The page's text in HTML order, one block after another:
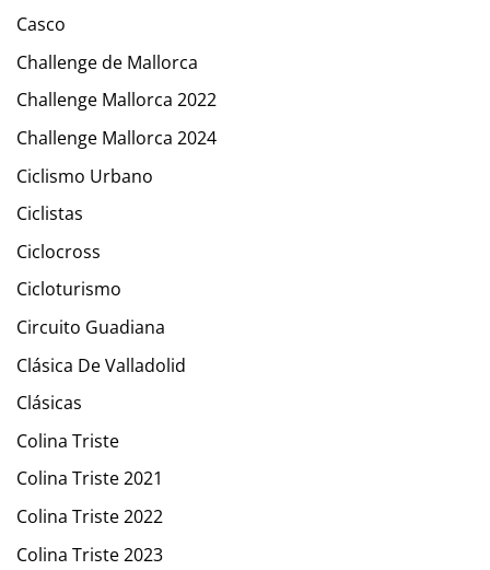
Casco
Challenge de Mallorca
Challenge Mallorca 2022
Challenge Mallorca 2024
Ciclismo Urbano
Ciclistas
Ciclocross
Cicloturismo
Circuito Guadiana
Clásica De Valladolid
Clásicas
Colina Triste
Colina Triste 2021
Colina Triste 2022
Colina Triste 2023